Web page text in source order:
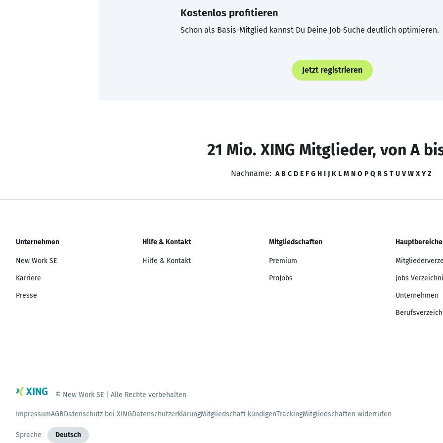
Kostenlos profitieren
Schon als Basis-Mitglied kannst Du Deine Job-Suche deutlich optimieren.
Jetzt registrieren
21 Mio. XING Mitglieder, von A
Nachname: A B C D E F G H I J K L M N O P Q R S T U V W X Y Z
Unternehmen
New Work SE
Karriere
Presse
Hilfe & Kontakt
Hilfe & Kontakt
Mitgliedschaften
Premium
ProJobs
Hauptbereiche
Jobs
Unternehmen
© New Work SE | Alle Rechte vorbehalten
ImpressumAGBDatenschutz bei XINGDatenschutzerklärungMitgliedschaft kündigenTrackingMitgliedschaften widerrufen
Sprache Deutsch